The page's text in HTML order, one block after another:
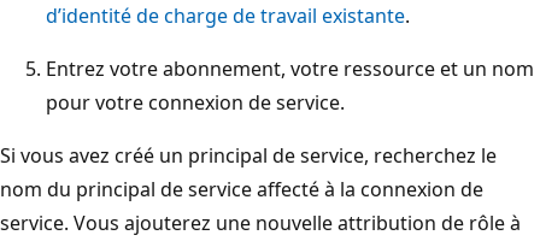
d’identité de charge de travail existante.
Entrez votre abonnement, votre ressource et un nom
pour votre connexion de service.
Si vous avez créé un principal de service, recherchez le
nom du principal de service affecté à la connexion de
service. Vous ajouterez une nouvelle attribution de rôle à